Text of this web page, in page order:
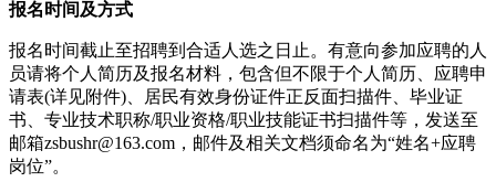
报名时间及方式
报名时间截止至招聘到合适人选之日止。有意向参加应聘的人
员请将个人简历及报名材料，包含但不限于个人简历、应聘申
请表(详见附件)、居民有效身份证件正反面扫描件、毕业证
书、专业技术职称/职业资格/职业技能证书扫描件等，发送至
邮箱zsbushr@163.com，邮件及相关文档须命名为“姓名+应聘
岗位”。